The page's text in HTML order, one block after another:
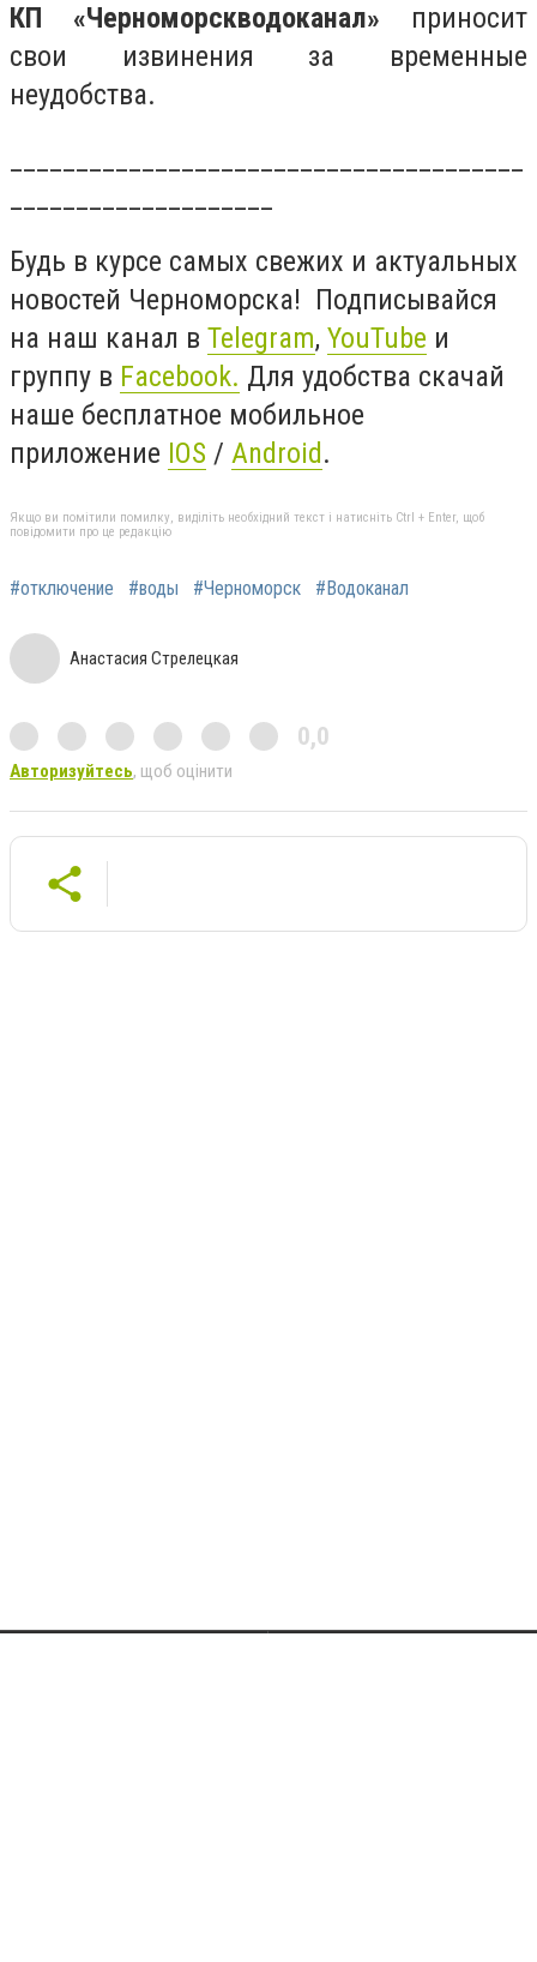
КП «Черноморскводоканал» приносит
свои извинения за временные
неудобства.
Будь в курсе самых свежих и актуальных
новостей Черноморска! Подписывайся
на наш канал в Telegram, YouTube и
группу в Facebook. Для удобства скачай
наше бесплатное мобильное
приложение IOS / Android.
Якщо ви помітили помилку, виділіть необхідний текст і натисніть Ctrl + Enter, щоб
повідомити про це редакцію
#отключение #воды #Черноморск #Водоканал
Анастасия Стрелецкая
0,0
Авторизуйтесь, щоб оцінити